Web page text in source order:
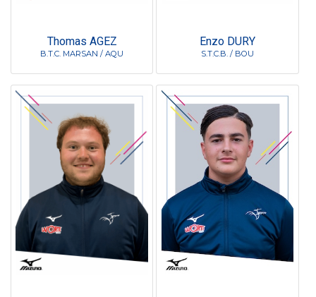
Thomas AGEZ
B.T.C. MARSAN / AQU
Enzo DURY
S.T.C.B. / BOU